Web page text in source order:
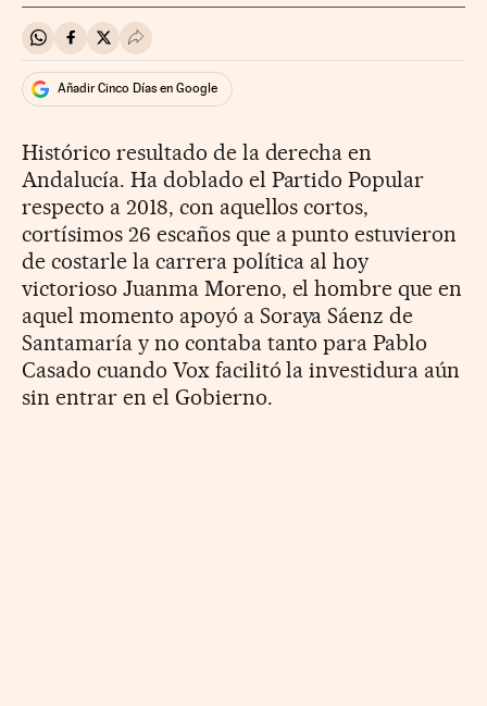
Compartir en Whatsapp
Compartir en Facebook
Compartir en Twitter
Desplegar Redes Sociales
Añadir Cinco Días en Google
Histórico resultado de la derecha en
Andalucía. Ha doblado el Partido Popular
respecto a 2018, con aquellos cortos,
cortísimos 26 escaños que a punto estuvieron
de costarle la carrera política al hoy
victorioso Juanma Moreno, el hombre que en
aquel momento apoyó a Soraya Sáenz de
Santamaría y no contaba tanto para Pablo
Casado cuando Vox facilitó la investidura aún
sin entrar en el Gobierno.